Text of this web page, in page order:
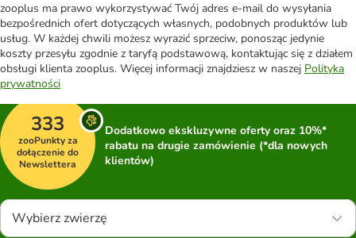
zooplus ma prawo wykorzystywać Twój adres e-mail do wysyłania
bezpośrednich ofert dotyczących własnych, podobnych produktów lub
usług. W każdej chwili możesz wyrazić sprzeciw, ponosząc jedynie
koszty przesyłu zgodnie z taryfą podstawową, kontaktując się z działem
obsługi klienta zooplus. Więcej informacji znajdziesz w naszej Polityka
prywatności
333
zooPunkty za
dołączenie do
Newslettera
Dodatkowo ekskluzywne oferty oraz 10%*
rabatu na drugie zamówienie (*dla nowych
klientów)
Wybierz zwierzę